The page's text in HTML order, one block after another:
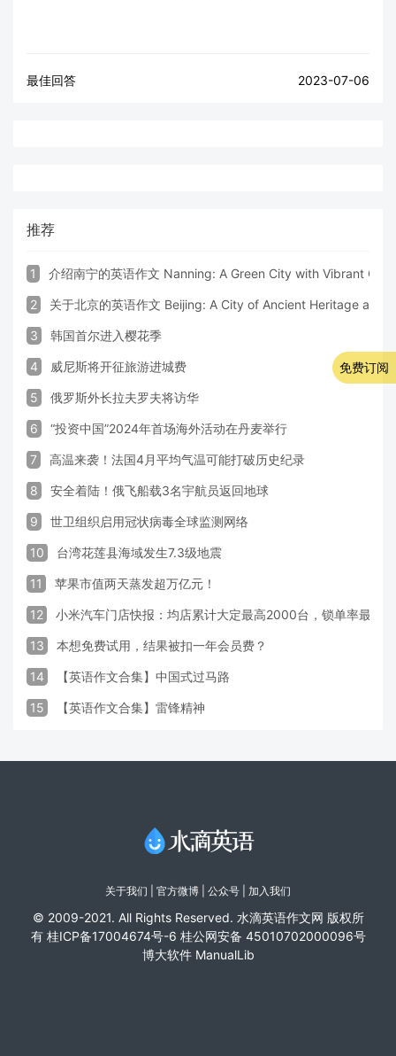
最佳回答 2023-07-06
推荐
1 介绍南宁的英语作文 Nanning: A Green City with Vibrant
2 关于北京的英语作文 Beijing: A City of Ancient Heritage and
3 韩国首尔进入樱花季
4 威尼斯将开征旅游进城费
5 俄罗斯外长拉夫罗夫将访华
6 “投资中国”2024年首场海外活动在丹麦举行
7 高温来袭！法国4月平均气温可能打破历史纪录
8 安全着陆！俄飞船载3名宇航员返回地球
9 世卫组织启用冠状病毒全球监测网络
10 台湾花莲县海域发生7.3级地震
11 苹果市值两天蒸发超万亿元！
12 小米汽车门店快报：均店累计大定最高2000台，锁单率最高
13 本想免费试用，结果被扣一年会员费？
14 【英语作文合集】中国式过马路
15 【英语作文合集】雷锋精神
关于我们 官方微博 | 公众号 | 加入我们
© 2009-2021. All Rights Reserved. 水滴英语作文网 版权所
有 桂ICP备17004674号-6 桂公网安备 45010702000096号
博大软件 ManualLib
免费订阅